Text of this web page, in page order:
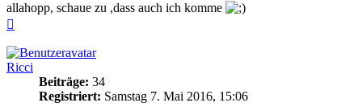
allahopp, schaue zu ,dass auch ich komme
Ricci
Beiträge: 34
Registriert: Samstag 7. Mai 2016, 15:06